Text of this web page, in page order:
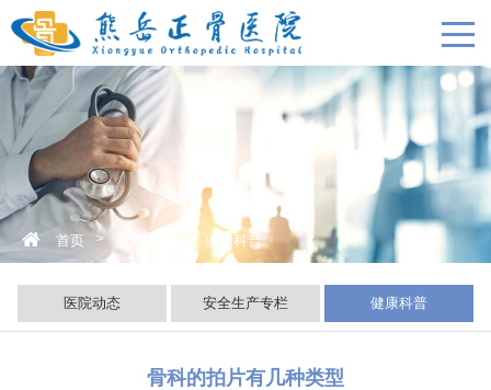
首页 > 健康科普
医院动态 安全生产专栏 健康科普
骨科的拍片有几种类型